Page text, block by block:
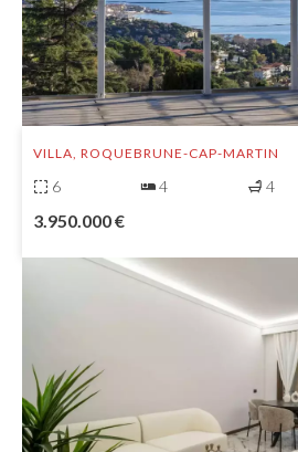
VILLA, ROQUEBRUNE-CAP-MARTIN
6 4 4
3.950.000 €